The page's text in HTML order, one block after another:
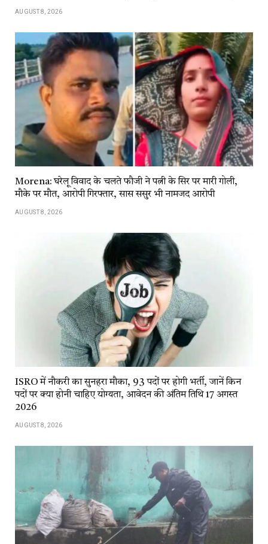
AUGUST 8, 2026
Morena: घरेलू विवाद के चलते फौजी ने पत्नी के सिर पर मारी गोली,
मौके पर मौत, आरोपी गिरफ्तार, सास ससुर भी नामजद आरोपी
AUGUST 8, 2026
ISRO में नौकरी का सुनहरा मौका, 93 पदों पर होगी भर्ती, जानें किन
पदों पर क्या होनी चाहिए योग्यता, आवेदन की अंतिम तिथि 17 अगस्त
2026
AUGUST 8, 2026